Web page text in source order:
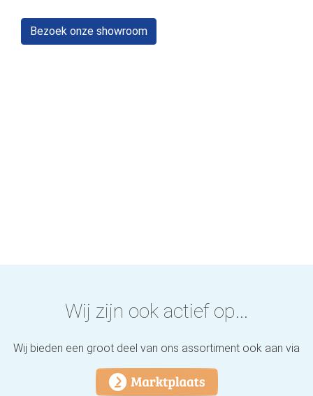
Bezoek onze showroom
Wij zijn ook actief op...
Wij bieden een groot deel van ons assortiment ook aan via